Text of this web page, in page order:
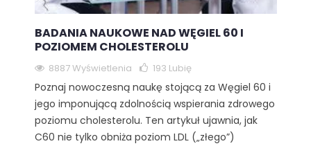
BADANIA NAUKOWE NAD WĘGIEL 60 I
POZIOMEM CHOLESTEROLU
8887 Wyświetlenia 193 Lubię
Poznaj nowoczesną naukę stojącą za Węgiel 60 i
jego imponującą zdolnością wspierania zdrowego
poziomu cholesterolu. Ten artykuł ujawnia, jak
C60 nie tylko obniża poziom LDL („złego”)